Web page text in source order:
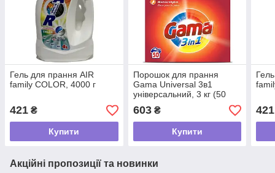
Гель для прання AIR
family COLOR, 4000 г
421 ₴
Купити
Порошок для прання
Gama Universal 3в1
універсальний, 3 кг (50
прань)
603₴
Купити
421
Акційні пропозиції та новинки